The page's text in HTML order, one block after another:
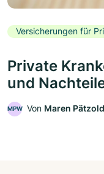
Versicherungen für
Private
und
MPW Von Maren